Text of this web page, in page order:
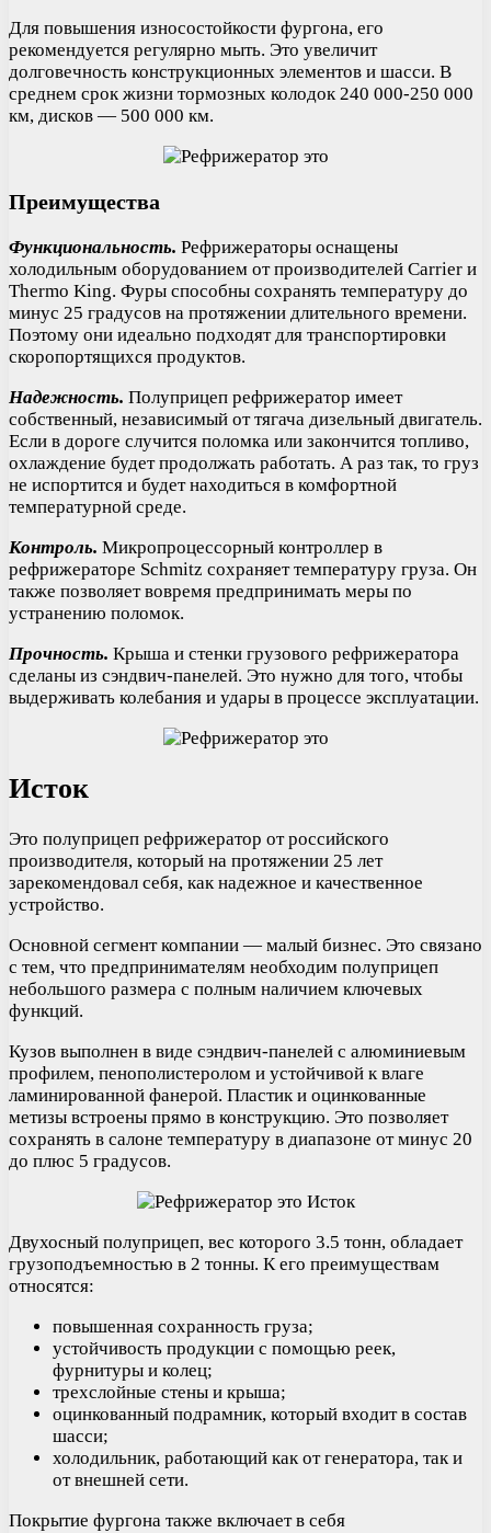
Для повышения износостойкости фургона, его
рекомендуется регулярно мыть. Это увеличит
долговечность конструкционных элементов и шасси. В
среднем срок жизни тормозных колодок 240 000-250 000
км, дисков — 500 000 км.
Преимущества
Функциональность. Рефрижераторы оснащены
холодильным оборудованием от производителей Carrier и
Thermo King. Фуры способны сохранять температуру до
минус 25 градусов на протяжении длительного времени.
Поэтому они идеально подходят для транспортировки
скоропортящихся продуктов.
Надежность. Полуприцеп рефрижератор имеет
собственный, независимый от тягача дизельный двигатель.
Если в дороге случится поломка или закончится топливо,
охлаждение будет продолжать работать. А раз так, то груз
не испортится и будет находиться в комфортной
температурной среде.
Контроль. Микропроцессорный контроллер в
рефрижераторе Schmitz сохраняет температуру груза. Он
также позволяет вовремя предпринимать меры по
устранению поломок.
Прочность. Крыша и стенки грузового рефрижератора
сделаны из сэндвич-панелей. Это нужно для того, чтобы
выдерживать колебания и удары в процессе эксплуатации.
Исток
Это полуприцеп рефрижератор от российского
производителя, который на протяжении 25 лет
зарекомендовал себя, как надежное и качественное
устройство.
Основной сегмент компании — малый бизнес. Это связано
с тем, что предпринимателям необходим полуприцеп
небольшого размера с полным наличием ключевых
функций.
Кузов выполнен в виде сэндвич-панелей с алюминиевым
профилем, пенополистеролом и устойчивой к влаге
ламинированной фанерой. Пластик и оцинкованные
метизы встроены прямо в конструкцию. Это позволяет
сохранять в салоне температуру в диапазоне от минус 20
до плюс 5 градусов.
Двухосный полуприцеп, вес которого 3.5 тонн, обладает
грузоподъемностью в 2 тонны. К его преимуществам
относятся:
повышенная сохранность груза;
устойчивость продукции с помощью реек,
фурнитуры и колец;
трехслойные стены и крыша;
оцинкованный подрамник, который входит в состав
шасси;
холодильник, работающий как от генератора, так и
от внешней сети.
Покрытие фургона также включает в себя